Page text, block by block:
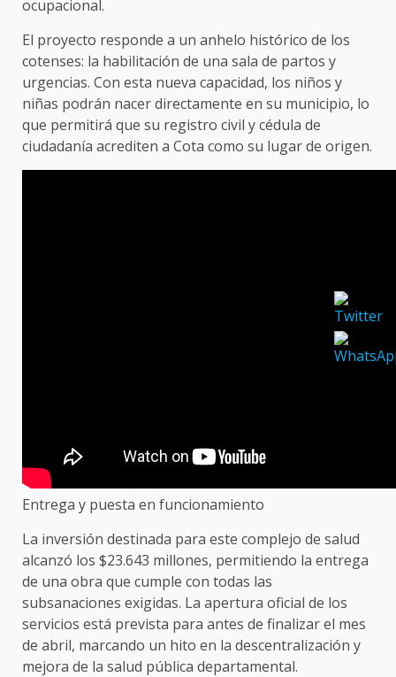
ocupacional.
El proyecto responde a un anhelo histórico de los
cotenses: la habilitación de una sala de partos y
urgencias. Con esta nueva capacidad, los niños y
niñas podrán nacer directamente en su municipio, lo
que permitirá que su registro civil y cédula de
ciudadanía acrediten a Cota como su lugar de origen.
Entrega y puesta en funcionamiento
La inversión destinada para este complejo de salud
alcanzó los $23.643 millones, permitiendo la entrega
de una obra que cumple con todas las
subsanaciones exigidas. La apertura oficial de los
servicios está prevista para antes de finalizar el mes
de abril, marcando un hito en la descentralización y
mejora de la salud pública departamental.